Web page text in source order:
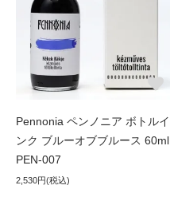
Pennonia ペンノニア ボトルイ
ンク ブルーオブブルース 60ml
PEN-007
2,530円(税込)